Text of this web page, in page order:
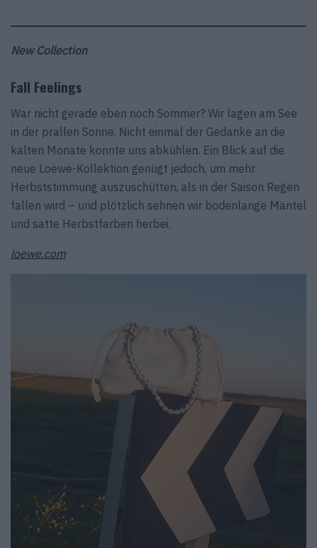
New Collection
Fall Feelings
War nicht gerade eben noch Sommer? Wir lagen am See
in der prallen Sonne. Nicht einmal der Gedanke an die
kalten Monate konnte uns abkühlen. Ein Blick auf die
neue Loewe-Kollektion genügt jedoch, um mehr
Herbststimmung auszuschütten, als in der Saison Regen
fallen wird – und plötzlich sehnen wir bodenlange Mäntel
und satte Herbstfarben herbei.
loewe.com